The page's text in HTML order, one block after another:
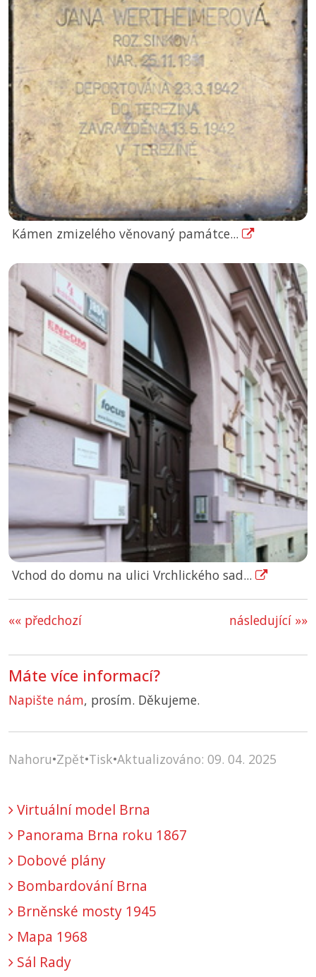
Kámen zmizelého věnovaný památce...
Vchod do domu na ulici Vrchlického sad...
«« předchozí následující »»
Máte více informací?
Napište nám, prosím. Děkujeme.
Nahoru•Zpět•Tisk•Aktualizováno: 09. 04. 2025
Virtuální model Brna
Panorama Brna roku 1867
Dobové plány
Bombardování Brna
Brněnské mosty 1945
Mapa 1968
Sál Rady